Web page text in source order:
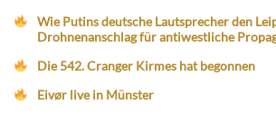
Wie Putins deutsche Lautsprecher den
Drohnenanschlag für antiwestliche
Die 542. Cranger Kirmes hat begonnen
Eivør live in Münster